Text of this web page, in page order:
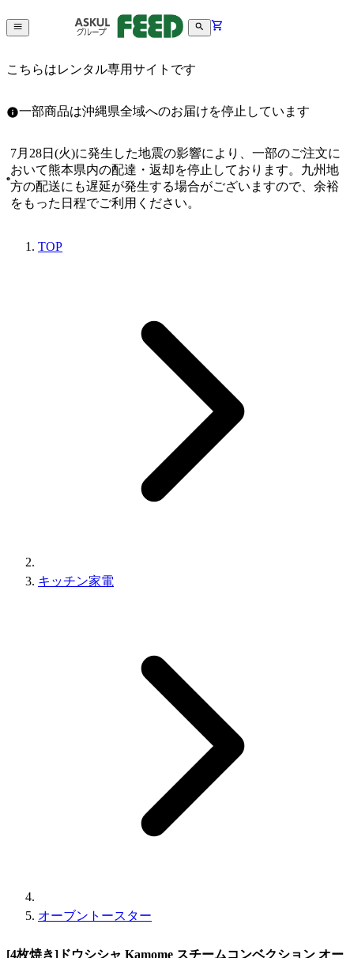
こちらはレンタル専用サイトです
一部商品は沖縄県全域へのお届けを停止しています
7月28日(火)に発生した地震の影響により、一部のご注文に
おいて熊本県内の配達・返却を停止しております。九州地
方の配送にも遅延が発生する場合がございますので、余裕
をもった日程でご利用ください。
TOP
キッチン家電
オーブントースター
[4枚焼き]ドウシシャ Kamome スチームコンベクション オー